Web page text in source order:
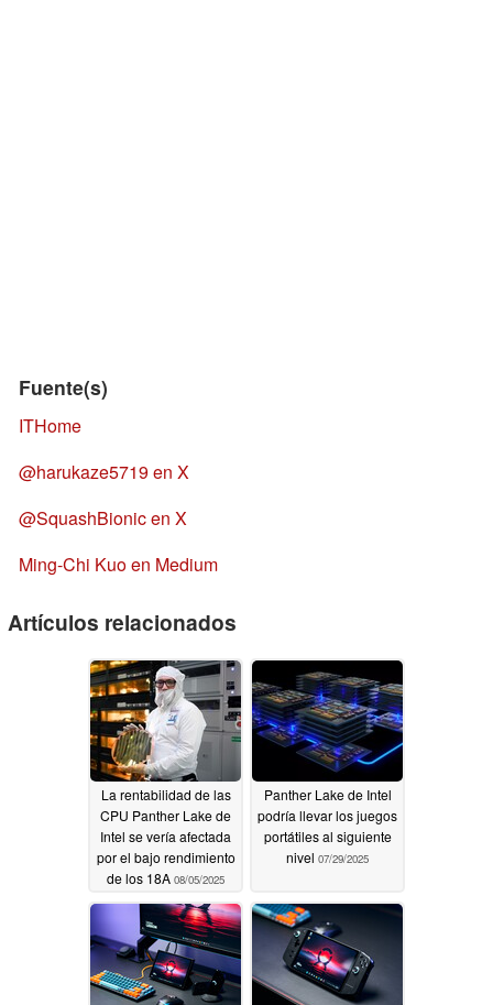
Fuente(s)
ITHome
@harukaze5719 en X
@SquashBionic en X
Ming-Chi Kuo en Medium
Artículos relacionados
La rentabilidad de las
CPU Panther Lake de
Intel se vería afectada
por el bajo rendimiento
de los 18A 08/05/2025
Panther Lake de Intel
podría llevar los juegos
portátiles al siguiente
nivel 07/29/2025